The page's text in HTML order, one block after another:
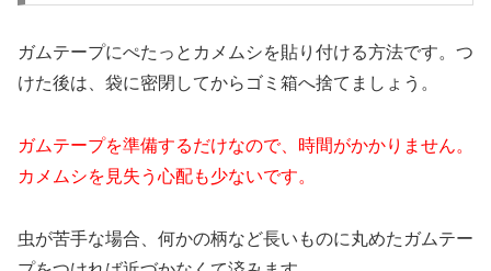
ガムテープにぺたっとカメムシを貼り付ける方法です。つ
けた後は、袋に密閉してからゴミ箱へ捨てましょう。
ガムテープを準備するだけなので、時間がかかりません。
カメムシを見失う心配も少ないです。
虫が苦手な場合、何かの柄など長いものに丸めたガムテー